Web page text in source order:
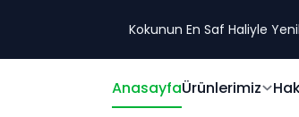
Kokunun En Saf Haliyle
AnasayfaÜrünlerimiz